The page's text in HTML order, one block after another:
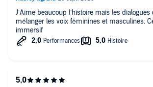
J’Aime beaucoup l’histoire mais les dialogues
mélanger les voix féminines et masculines.
immersif